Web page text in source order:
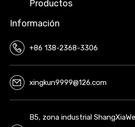
Productos
Información
+86 138-2368-3306
xingkun9999@126.com
B5, zona industrial